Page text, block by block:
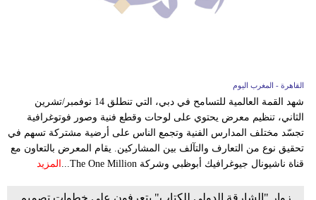
القاهرة - المغرب اليوم
شهد القمة العالمية للتسامح في دبي، التي تنطلق 14 نوفمبر/تشرين
الثاني، تنظيم معرض يحتوي على لوحات وقطع فنية وصور فوتوغرافية
تجسّد مختلف المدارس الفنية وتجمع الناس على أرضية مشتركة تسهم في
تحقيق نوع من التعارف والتآلف بين المشاركين. يقام المعرض بالتعاون مع
قناة ناشيونال جيوغرافيك أبوظبي وشركة The One Million...
المزيد